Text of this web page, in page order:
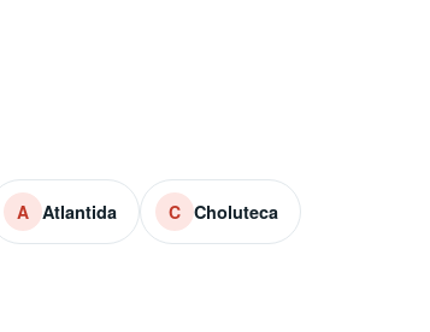
A Atlantida C Choluteca